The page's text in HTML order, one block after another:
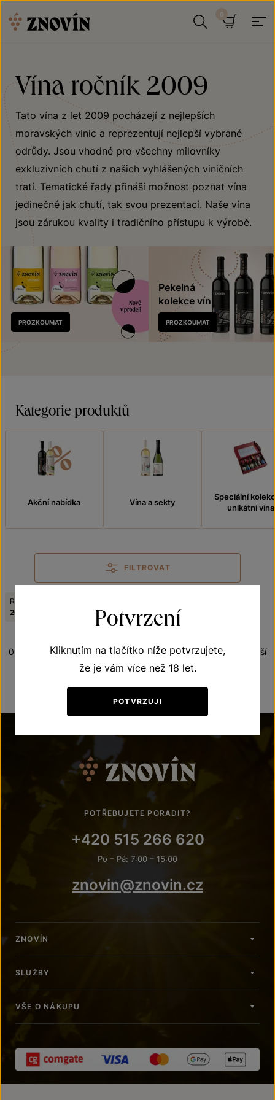
Vína ročník 2009
Tato vína z let 2009 pocházejí z nejlepších
moravských vinic a reprezentují nejlepší vybrané
odrůdy. Jsou vhodné pro všechny milovníky
exkluzivních chutí z našich vyhlášených viničních
tratí. Tematické řady přináší možnost poznat vína
jedinečné jak chutí, tak svou prezentací. Naše vína
jsou zárukou kvality i tradičního přístupu k výrobě.
Nově
v prodeji
PROZKOUMAT
Pekelná
kolekce vín
PROZKOUMAT
Kategorie produktů
Akční nabídka Vína a sekty
Speciální
unikátní vína
FILTROVAT
Ročník:
2009
Nejdražší
Řazení:
0 produktů
POTŘEBUJETE PORADIT?
+420 515 266 620
Po – Pá: 7:00 – 15:00
znovin@znovin.cz
ZNOVÍN
SLUŽBY
VŠE O NÁKUPU
Potvrzení
Kliknutím na tlačítko níže potvrzujete,
že je vám více než 18 let.
POTVRZUJI